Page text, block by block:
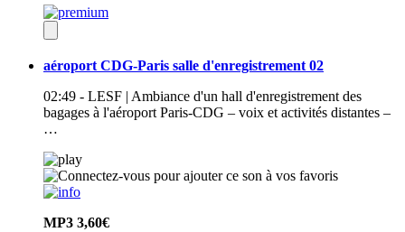
aéroport CDG-Paris salle d'enregistrement 02
02:49 - LESF | Ambiance d'un hall d'enregistrement des
bagages à l'aéroport Paris-CDG – voix et activités distantes –
…
MP3 3,60€